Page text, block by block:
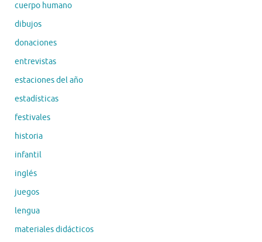
cuerpo humano
dibujos
donaciones
entrevistas
estaciones del año
estadísticas
festivales
historia
infantil
inglés
juegos
lengua
materiales didácticos